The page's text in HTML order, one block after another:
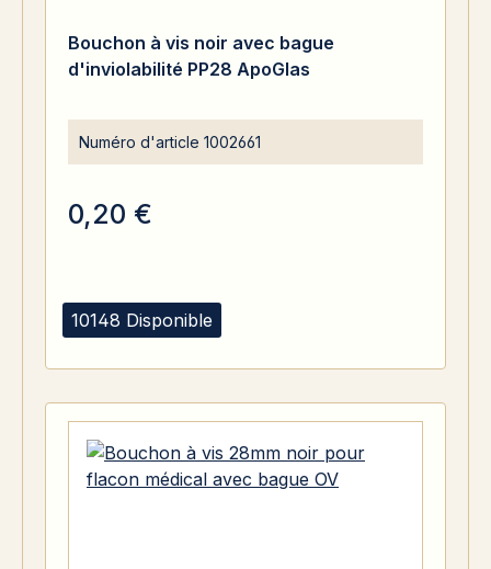
10148 Disponible
Bouchon à vis noir avec bague
d'inviolabilité PP28 ApoGlas
Numéro d'article 1002661
0,20 €